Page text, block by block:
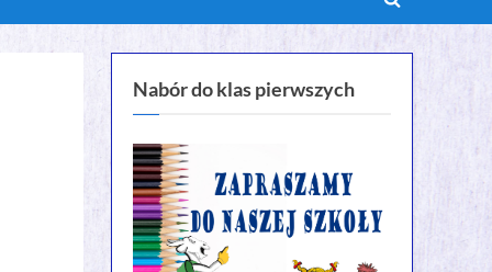
Toggle
search
Nabór do klas pierwszych